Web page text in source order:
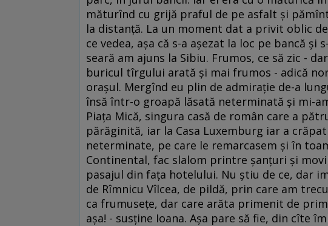
măturînd cu grijă praful de pe asfalt şi
la distanţă. La un moment dat a privit oblic
ce vedea, aşa că s-a aşezat la loc pe bancă
seară am ajuns la Sibiu. Frumos, ce să zic -
buricul tîrgului arată şi mai frumos - adică
oraşul. Mergînd eu plin de admiraţie de-a
însă într-o groapă lăsată neterminată şi mi-
Piaţa Mică, singura casă de român care a
părăginită, iar la Casa Luxemburg iar a
neterminate, pe care le remarcasem şi în
Continental, fac slalom printre şanţuri şi
pasajul din faţa hotelului. Nu ştiu de ce, dar
de Rîmnicu Vîlcea, de pildă, prin care am
ca frumuseţe, dar care arăta primenit de
aşa! - susţine Ioana. Aşa pare să fie, din cîte